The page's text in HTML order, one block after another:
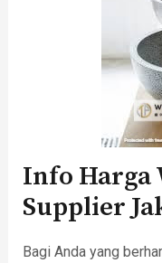
Info Harga
Supplier
Bagi Anda yang